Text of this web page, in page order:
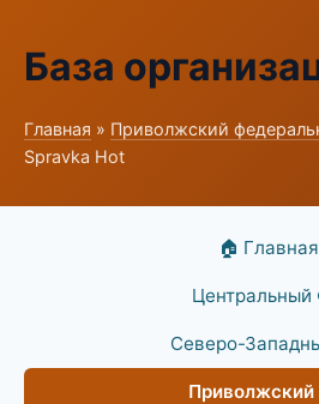
База
Главная » Приволжский
Spravka Hot
🏠 Главная
Северо-